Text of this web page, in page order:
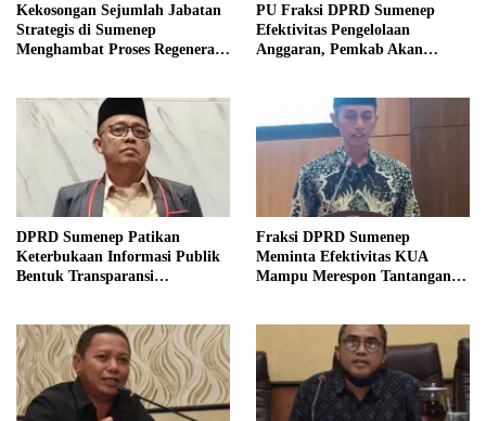
Kekosongan Sejumlah Jabatan
Strategis di Sumenep
Menghambat Proses Regenerasi
PU Fraksi DPRD Sumenep
Efektivitas Pengelolaan
Anggaran, Pemkab Akan
DPRD Sumenep Patikan
Keterbukaan Informasi Publik
Bentuk Transparansi
Fraksi DPRD Sumenep
Meminta Efektivitas KUA
Mampu Merespon Tantangan